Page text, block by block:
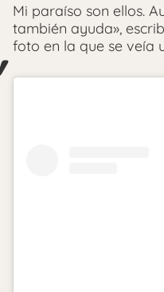
Mi paraíso son ellos.
también ayuda»,
foto en la que se veía